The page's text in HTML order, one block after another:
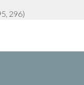
296)